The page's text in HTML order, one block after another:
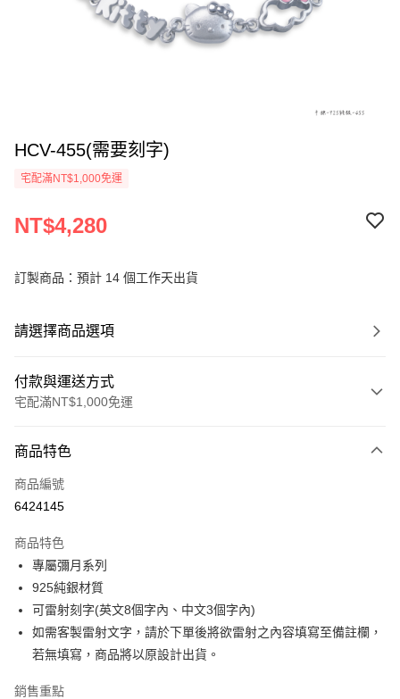
HCV-455(需要刻字)
宅配滿NT$1,000免運
NT$4,280
訂製商品：預計 14 個工作天出貨
請選擇商品選項
付款與運送方式
宅配滿NT$1,000免運
信用卡一次付款
信用卡分期付款
合作金庫商業銀行
華南商業銀行
上海商業儲蓄銀行
國泰世華商業銀行
兆豐國際商業銀行
臺灣中小企業銀行
台中商業銀行
匯豐（台灣）商業銀行
聯邦商業銀行
元大商業銀行
6 期 0 利率 每期
華南商業銀行
上海商業儲蓄銀行
台北富邦商業銀行
國泰世華商業銀行
兆豐國際商業銀行
臺灣中小企業銀行
聯邦商業銀行
LINE Pay
Apple Pay
街口支付
悠遊付
商品特色
商品編號
6424145
商品特色
專屬彌月系列
925純銀材質
可雷射刻字(英文8個字內、中文3個字內)
如需客製雷射文字，請於下單後將欲雷射之內容填寫至備註欄，
若無填寫，商品將以原設計出貨。
銷售重點